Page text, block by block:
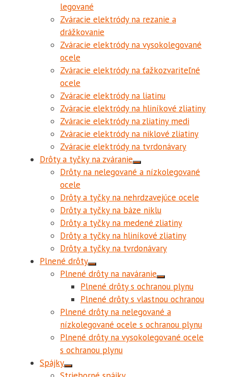
legované
Zváracie elektródy na rezanie a
drážkovanie
Zváracie elektródy na vysokolegované
ocele
Zváracie elektródy na ťažkozvariteľné
ocele
Zváracie elektródy na liatinu
Zváracie elektródy na hliníkové zliatiny
Zváracie elektródy na zliatiny medi
Zváracie elektródy na niklové zliatiny
Zváracie elektródy na tvrdonávary
Drôty a tyčky na zváranie
Drôty na nelegované a nízkolegované
ocele
Drôty a tyčky na nehrdzavejúce ocele
Drôty a tyčky na báze niklu
Drôty a tyčky na medené zliatiny
Drôty a tyčky na hliníkové zliatiny
Drôty a tyčky na tvrdonávary
Plnené drôty
Plnené drôty na naváranie
Plnené drôty s ochranou plynu
Plnené drôty s vlastnou ochranou
Plnené drôty na nelegované a
nízkolegované ocele s ochranou plynu
Plnené drôty na vysokolegované ocele
s ochranou plynu
Spájky